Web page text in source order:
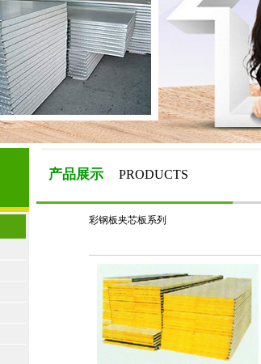
产品展示 PRODUCTS
彩钢板夹芯板系列